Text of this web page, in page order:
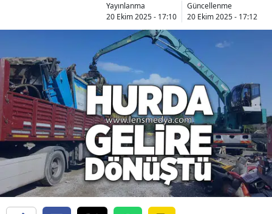
Yayınlanma
20 Ekim 2025 - 17:10
Güncellenme
20 Ekim 2025 - 17:12